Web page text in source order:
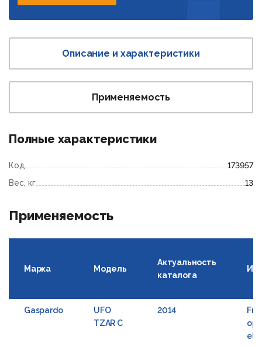
Описание и характеристики
Применяемость
Полные характеристики
Код
173957
Вес, кг
13
Применяемость
Марка Модель
Актуальность
каталога
Gaspardo
UFO
TZAR C
2014